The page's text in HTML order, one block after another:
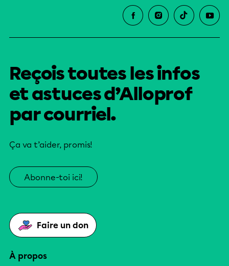
Reçois toutes les infos
et astuces d’Alloprof
par courriel.
Ça va t’aider, promis!
Abonne-toi ici!
Faire un don
À propos